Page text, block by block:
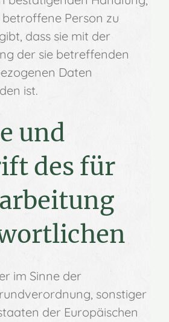
Person zu
dass sie mit der
der sie betreffenden
Daten
ist.
und
des für
im Sinne der
sonstiger
der Europäischen